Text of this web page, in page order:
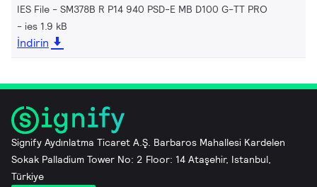
IES File - SM378B R P14 940 PSD-E MB D100 G-TT PRO
ies 1.9 kB
İndirin
Signify Aydınlatma Ticaret A.Ş. Barbaros Mahallesi Kardelen
Sokak Palladium Tower No: 2 Floor: 14 Ataşehir, Istanbul,
Türkiye